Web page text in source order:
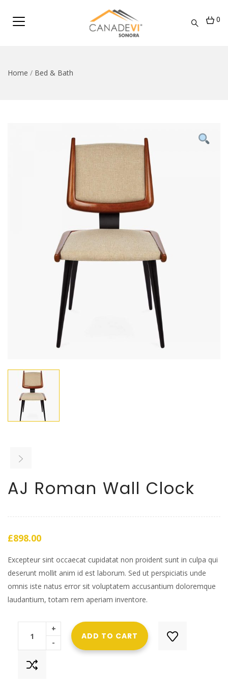
0
Home / Bed & Bath
AJ Roman Wall Clock
£898.00
Excepteur sint occaecat cupidatat non proident sunt in culpa qui
deserunt mollit anim id est laborum. Sed ut perspiciatis unde
omnis iste natus error sit voluptatem accusantium doloremque
laudantium, totam rem aperiam inventore.
+
-
ADD TO CART